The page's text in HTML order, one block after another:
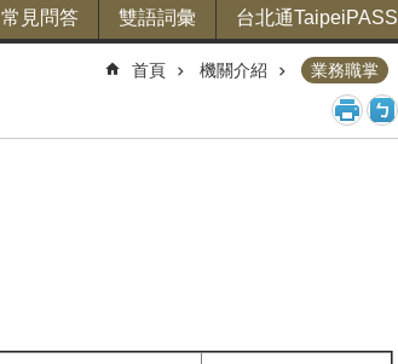
常見問答 雙語詞彙 台北通TaipeiPASS
首頁 機關介紹 業務職掌